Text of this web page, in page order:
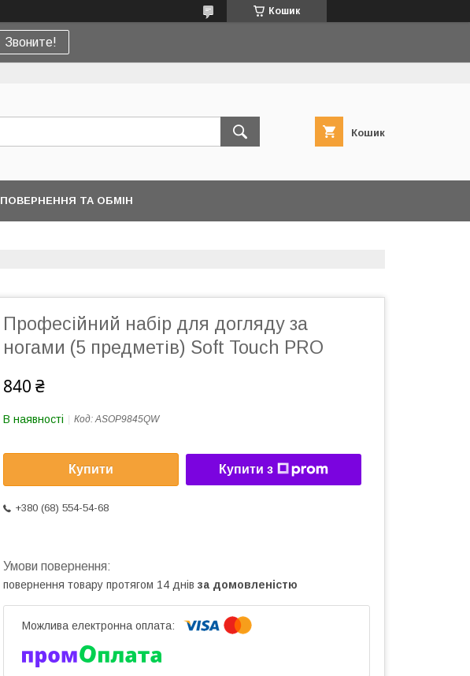
Кошик
Звоните!
Кошик
ПОВЕРНЕННЯ ТА ОБМІН
Професійний набір для догляду за
ногами (5 предметів) Soft Touch PRO
840 ₴
В наявності Код:ASOP9845QW
Купити Купити з
+380 (68) 554-54-68
повернення товару протягом 14 днів за домовленістю